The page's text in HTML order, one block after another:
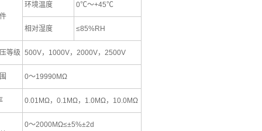
环境温度 0℃～+45℃
相对湿度 ≤85%RH
等级 500V，1000V，2000V，2500V
0～19990MΩ
0.01MΩ，0.1MΩ，1.0MΩ，10.0MΩ
0～2000MΩ≤±5%±2d